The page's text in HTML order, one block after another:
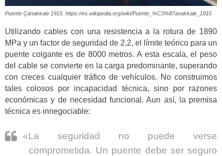
Puente Çanakkale 1915. https://es.wikipedia.org/wiki/Puente_%C3%87anakkale_1915
Utilizando cables con una resistencia a la rotura de 1890
MPa y un factor de seguridad de 2,2, el límite teórico para un
puente colgante es de 8000 metros. A esta escala, el peso
del cable se convierte en la carga predominante, superando
con creces cualquier tráfico de vehículos. No construimos
tales colosos por incapacidad técnica, sino por razones
económicas y de necesidad funcional. Aun así, la premisa
técnica es innegociable:
«La seguridad no puede verse
comprometida. Un puente debe ser seguro